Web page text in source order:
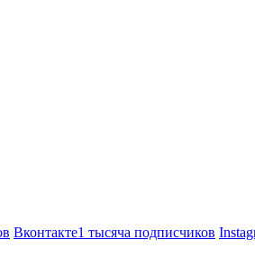
Вконтакте1 тысяча подписчиков